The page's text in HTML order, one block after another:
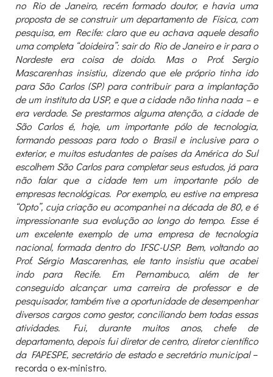
no Rio de Janeiro, recém formado doutor, e havia uma
proposta de se construir um departamento de Física, com
pesquisa, em Recife: claro que eu achava aquele desafio
uma completa “doideira”: sair do Rio de Janeiro e ir para o
Nordeste era coisa de doido. Mas o Prof. Sergio
Mascarenhas insistiu, dizendo que ele próprio tinha ido
para São Carlos (SP) para contribuir para a implantação
de um instituto da USP, e que a cidade não tinha nada – e
era verdade. Se prestarmos alguma atenção, a cidade de
São Carlos é, hoje, um importante pólo de tecnologia,
formando pessoas para todo o Brasil e inclusive para o
exterior, e muitos estudantes de países da América do Sul
escolhem São Carlos para completar seus estudos, já para
não falar que a cidade tem um importante pólo de
empresas tecnológicas. Por exemplo, eu estive na empresa
“Opto”, cuja criação eu acompanhei na década de 80, e é
impressionante sua evolução ao longo do tempo. Esse é
um excelente exemplo de uma empresa de tecnologia
nacional, formada dentro do IFSC-USP. Bem, voltando ao
Prof. Sérgio Mascarenhas, ele tanto insistiu que acabei
indo para Recife. Em Pernambuco, além de ter
conseguido alcançar uma carreira de professor e de
pesquisador, também tive a oportunidade de desempenhar
diversos cargos como gestor, conciliando bem todas essas
atividades. Fui, durante muitos anos, chefe de
departamento, depois fui diretor de centro, diretor científico
da FAPESPE, secretário de estado e secretário municipal–
recorda o ex-ministro.